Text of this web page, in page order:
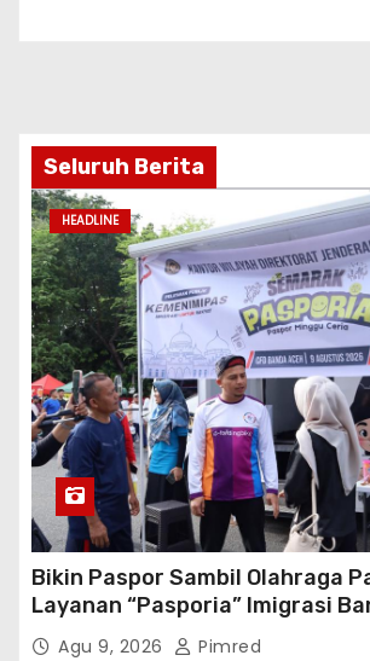
Seluruh Berita
HEADLINE
Bikin Paspor Sambil Olahraga
Layanan “Pasporia” Imigrasi
Buat CFD Makin Ceria
Agu 9, 2026 Pimred